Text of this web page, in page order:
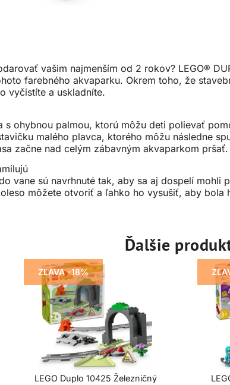
vašim najmenším od 2 rokov? LEGO®
farebného akvaparku. Okrem toho, že
vyčistíte a uskladníte.
s ohybnou palmou, ktorú môžu deti polievať
malého plavca, ktorého môžu následne
začne nad celým zábavným akvaparkom pršať.
vane sú navrhnuté tak, aby sa aj dospelí
môžete otvoriť a ľahko ho vysušiť, aby bola
Ďalšie
ZĽAVA -18%
LEGO Duplo 10425 Železničný